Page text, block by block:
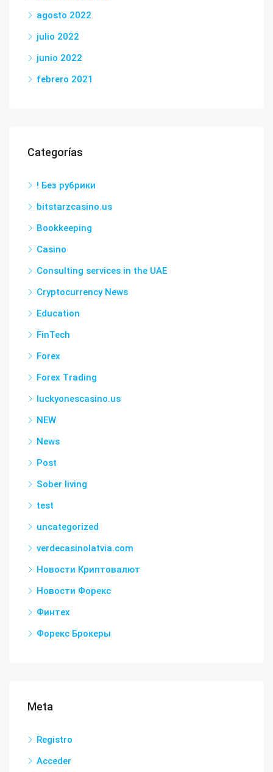
agosto 2022
julio 2022
junio 2022
febrero 2021
Categorías
! Без рубрики
bitstarzcasino.us
Bookkeeping
Casino
Consulting services in the UAE
Cryptocurrency News
Education
FinTech
Forex
Forex Trading
luckyonescasino.us
NEW
News
Post
Sober living
test
uncategorized
verdecasinolatvia.com
Новости Криптовалют
Новости Форекс
Финтех
Форекс Брокеры
Meta
Registro
Acceder